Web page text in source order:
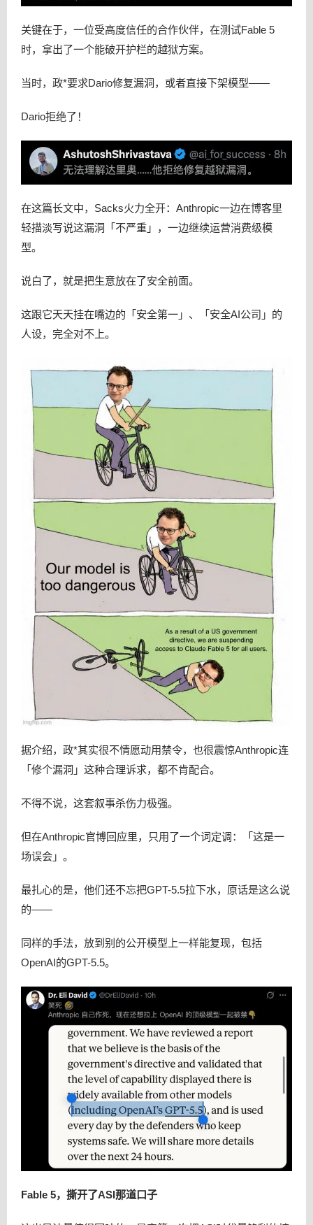
关键在于，一位受高度信任的合作伙伴，在测试Fable 5
时，拿出了一个能破开护栏的越狱方案。
当时，政*要求Dario修复漏洞，或者直接下架模型——
Dario拒绝了！
在这篇长文中，Sacks火力全开：Anthropic一边在博客里
轻描淡写说这漏洞「不严重」，一边继续运营消费级模
型。
说白了，就是把生意放在了安全前面。
这跟它天天挂在嘴边的「安全第一」、「安全AI公司」的
人设，完全对不上。
据介绍，政*其实很不情愿动用禁令，也很震惊Anthropic连
「修个漏洞」这种合理诉求，都不肯配合。
不得不说，这套叙事杀伤力极强。
但在Anthropic官博回应里，只用了一个词定调：「这是一
场误会」。
最扎心的是，他们还不忘把GPT-5.5拉下水，原话是这么说
的——
同样的手法，放到别的公开模型上一样能复现，包括
OpenAI的GPT-5.5。
Fable 5，撕开了ASI那道口子